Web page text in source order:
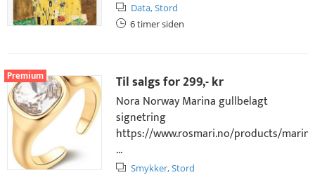
Data,Stord
6 timer siden
Premium Til salgs for299,- kr
Nora Norway Marina gullbelagt
signetring
https://www.rosmari.no/products/
...
Smykker,Stord